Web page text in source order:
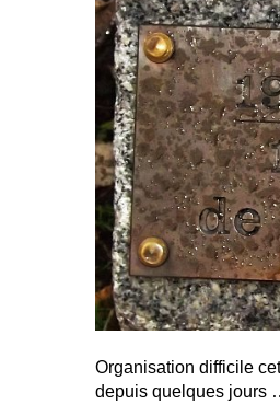
Organisation difficile
depuis quelques jours